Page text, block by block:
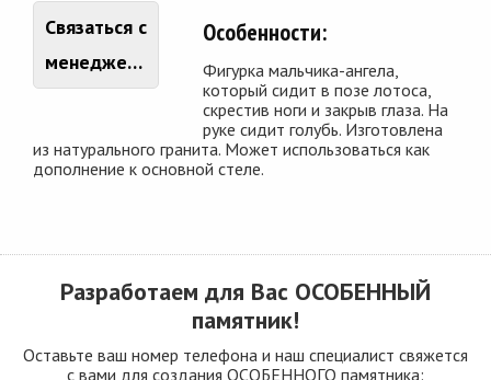
Связаться с
менеджером
Особенности:
Фигурка мальчика-ангела,
который сидит в позе лотоса,
скрестив ноги и закрыв глаза. На
руке сидит голубь. Изготовлена
из натурального гранита. Может использоваться как
дополнение к основной стеле.
Разработаем для Вас ОСОБЕННЫЙ
памятник!
Оставьте ваш номер телефона и наш специалист свяжется
с вами для создания ОСОБЕННОГО памятника: